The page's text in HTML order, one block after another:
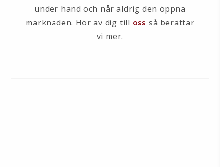
under hand och når aldrig den öppna
marknaden. Hör av dig till oss så berättar
vi mer.